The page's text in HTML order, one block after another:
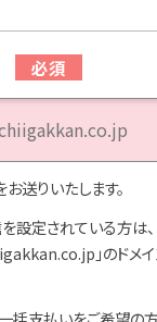
送りいたします。
設定されている方は
」のドメ